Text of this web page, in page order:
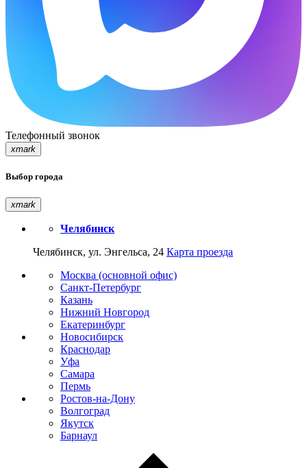
Телефонный звонок
xmark
Выбор города
xmark
Челябинск
Челябинск, ул. Энгельса, 24 Карта проезда
Москва (основной офис)
Санкт-Петербург
Казань
Нижний Новгород
Екатеринбург
Новосибирск
Краснодар
Уфа
Самара
Пермь
Ростов-на-Дону
Волгоград
Якутск
Барнаул